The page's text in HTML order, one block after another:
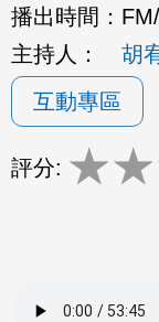
播出時間：
主持人：
胡
互動專區
評分: ★★